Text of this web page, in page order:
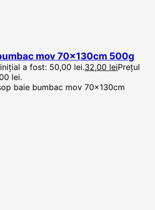
mov 70x130cm 500g
a fost: 50,00 lei.32,00 leiPrețul
lei.
baie bumbac mov 70x130cm